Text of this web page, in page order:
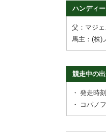
ハンディ
父：マジ
馬主：(株)
競走中の
・ 発走時
・
コパノ